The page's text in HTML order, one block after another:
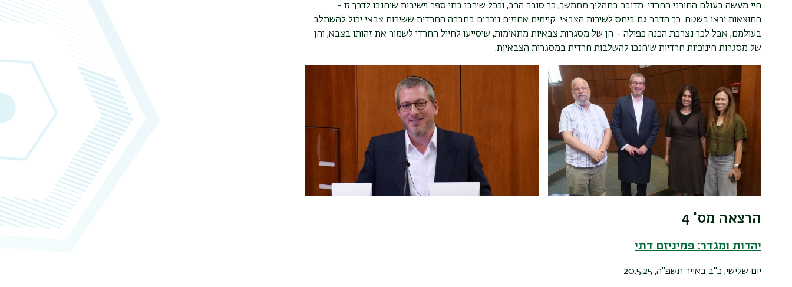
חיי מעשה בעולם התורני החרדי. מדובר בתהליך מתמשך, כך סובר הרב, וככל שירבו בתי ספר וישיבות שיחנכו לדרך זו -
התוצאות יראו בשטח. כך הדבר גם ביחס לשירות הצבאי. קיימים אחוזים ניכרים בחברה החרדית ששירות צבאי יכול להשתלב
בעולמם, אבל לכך נצרכת הכנה כפולה - הן של מסגרות צבאיות מתאימות, שיסייעו לחייל החרדי לשמור את זהותו בצבא, והן
של מסגרות חינוכיות חרדיות שיחנכו להשלבות חרדית במסגרות הצבאיות.
הרצאה מס' 4
יהדות ומגדר: פמיניזם דתי
יום שלישי, כ"ב באייר תשפ"ה, 20.5.25